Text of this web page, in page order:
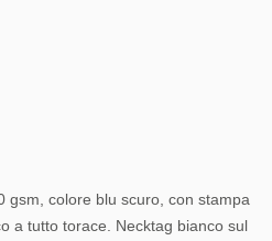
gsm, colore blu scuro, con stampa
a tutto torace. Necktag bianco sul